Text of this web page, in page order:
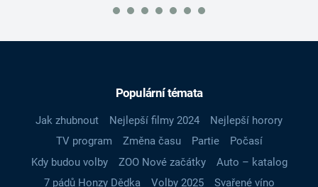
Populární témata
Jak zhubnout Nejlepší filmy 2024
Nejlepší horory
TV program
Změna času Partie
Počasí
Kdy budou volby
ZOO Nové začátky
Auto – katalog
7 pádů Honzy Dědka
Volby 2025
Svařené víno